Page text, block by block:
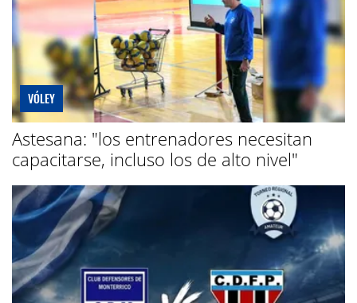
VÓLEY
Astesana: "los entrenadores necesitan
capacitarse, incluso los de alto nivel"